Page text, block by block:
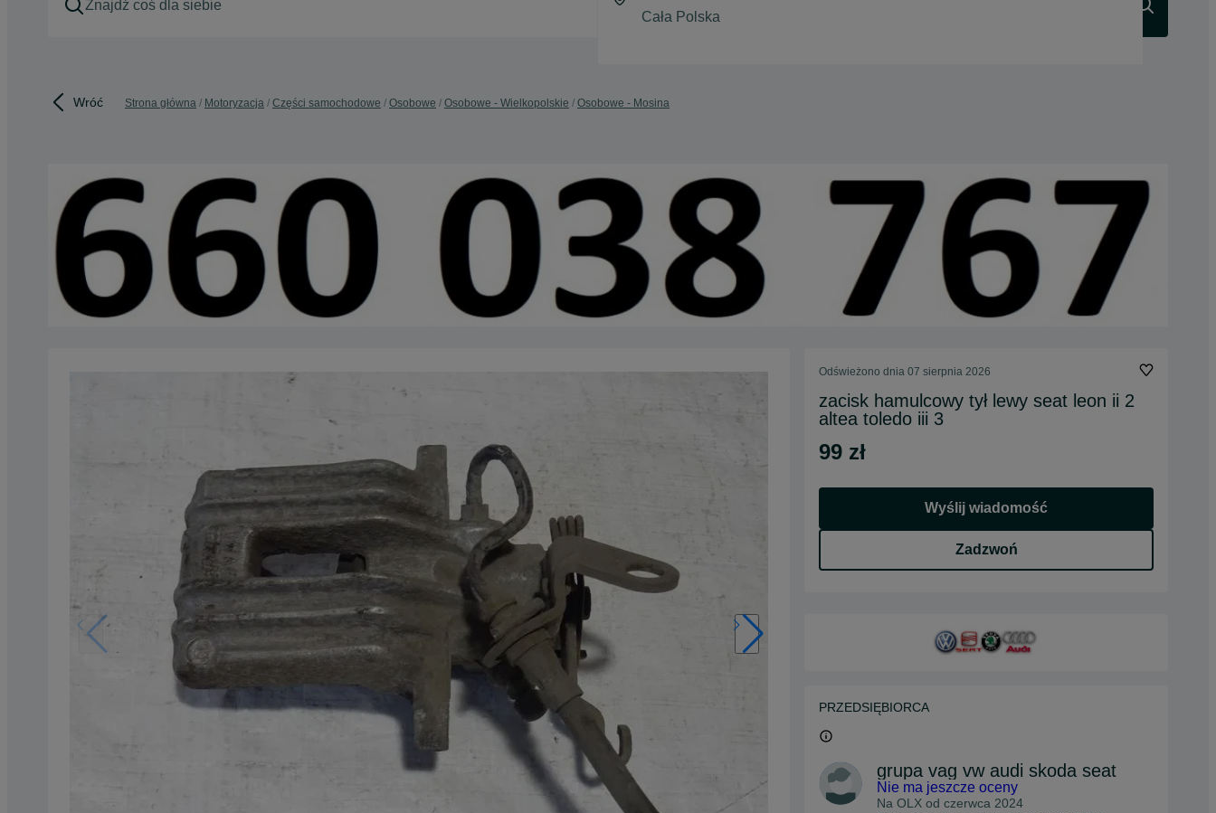
Wróć Strona główna Motoryzacja Części samochodowe Osobowe Osobowe - Wielkopolskie Osobowe - Mosina
Odświeżono dnia 07 sierpnia 2026
zacisk hamulcowy tył lewy seat leon ii 2
altea toledo iii 3
99 zł
Wyślij wiadomość
Zadzwoń
PRZEDSIĘBIORCA
grupa vag vw audi skoda seat
Nie ma jeszcze oceny
Na OLX od czerwca 2024